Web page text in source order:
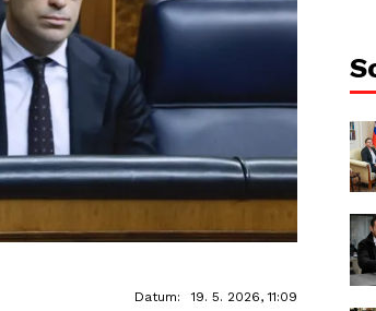
Datum: 19. 5. 2026, 11:09